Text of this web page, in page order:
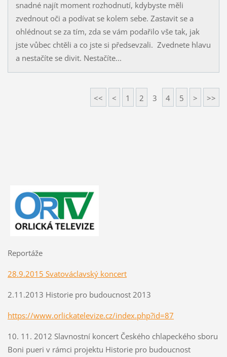
snadné najít moment rozhodnutí, kdybyste měli
zvednout oči a podívat se kolem sebe. Zastavit se a
ohlédnout se za tím, zda se vám podařilo vše tak, jak
jste vůbec chtěli a co jste si předsevzali. Zvednete hlavu
a nestačíte se divit. Nestačíte...
<< < 1 2 3 4 5 > >>
Reportáže
28.9.2015 Svatováclavský koncert
2.11.2013 Historie pro budoucnost 2013
https://www.orlickatelevize.cz/index.php?id=87
10. 11. 2012 Slavnostní koncert Českého chlapeckého sboru
Boni pueri v rámci projektu Historie pro budoucnost